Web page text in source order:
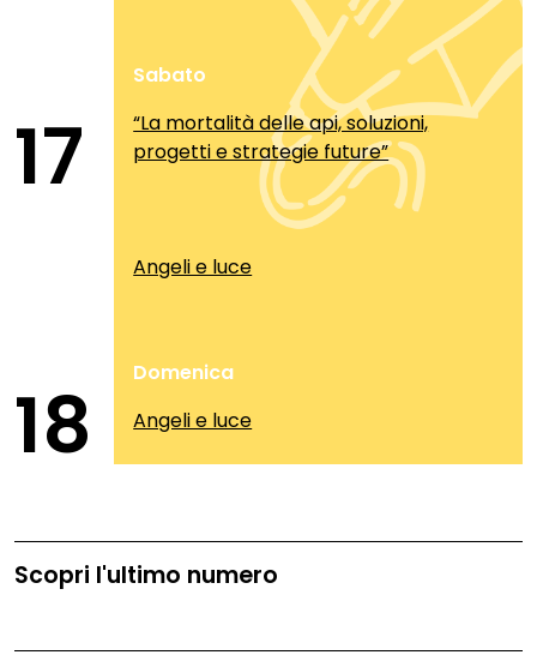
17
Sabato
“La mortalità delle api, soluzioni,
progetti e strategie future”
Angeli e luce
18
Domenica
Angeli e luce
Scopri l'ultimo numero